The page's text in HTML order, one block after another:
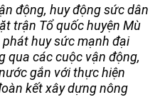
động, huy động sức dân
trận Tổ quốc huyện Mù
phát huy sức mạnh đại
qua các cuộc vận động,
gắn với thực hiện
kết xây dựng nông